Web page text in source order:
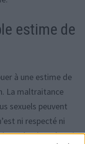
estime de
à une estime de
La maltraitance
sexuels peuvent
ni respecté ni
L’estime de soi